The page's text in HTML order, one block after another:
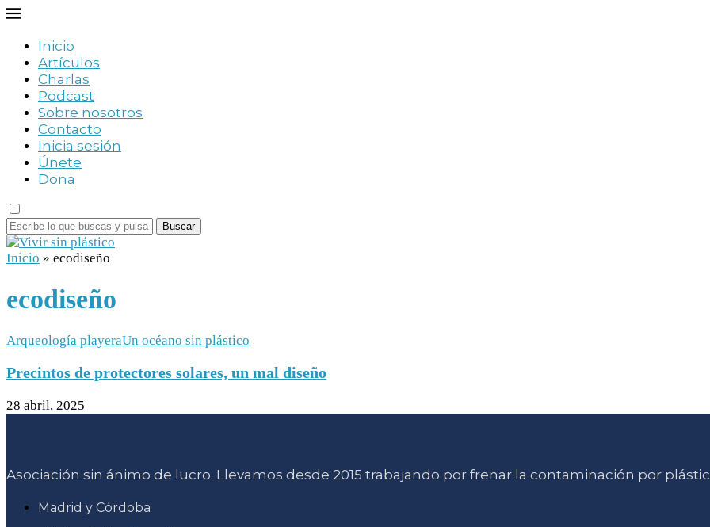
Inicio
Artículos
Charlas
Podcast
Sobre nosotros
Contacto
Inicia sesión
Únete
Dona
Buscar
Inicio » ecodiseño
ecodiseño
Arqueología playeraUn océano sin plástico
Precintos de protectores solares, un mal diseño
28 abril, 2025
Asociación sin ánimo de lucro. Llevamos desde 2015 trabajando por frenar la contaminación por
Madrid y Córdoba